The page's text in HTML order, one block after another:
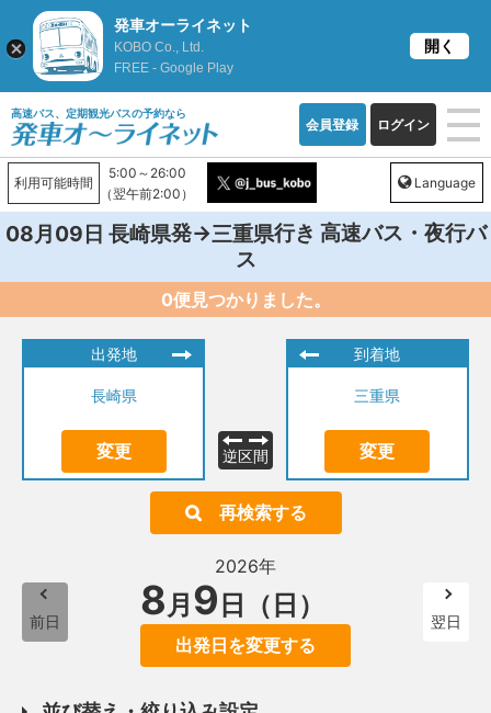
高速バス、定期観光バスの予約なら
会員登録 ログイン
利用可能時間
5:00～26:00
（翌午前2:00）
Language
08月09日 長崎県発→三重県行き 高速バス・夜行バ
ス
0便見つかりました。
出発地
長崎県
変更 逆区間
到着地
三重県
変更
再検索する
前日
2026年
8月 9 日（日）
出発日を変更する
翌日
発車オーライネット
KOBO Co., Ltd.
FREE - Google Play
開く